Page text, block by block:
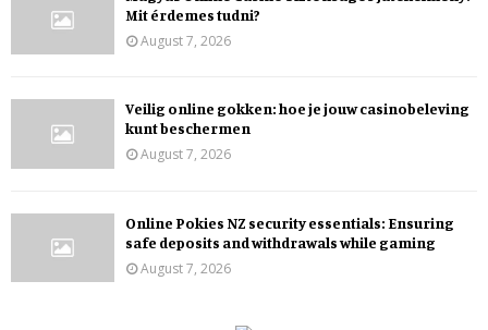
Mit érdemes tudni?
August 7, 2026
Veilig online gokken: hoe je jouw casinobeleving
kunt beschermen
August 7, 2026
Online Pokies NZ security essentials: Ensuring
safe deposits and withdrawals while gaming
August 7, 2026